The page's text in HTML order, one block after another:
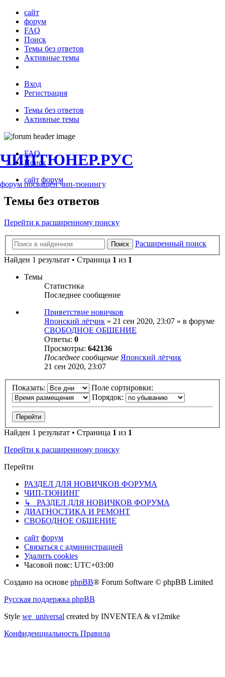
сайт
форум
FAQ
Поиск
Темы без ответов
Активные темы
Вход
Регистрация
Темы без ответов
Активные темы
ЧИПТЮНЕР.РУС
форум посвящён чип-тюнингу
FAQ
Поиск
сайт форум
Темы без ответов
Перейти к расширенному поиску
Поиск
Расширенный поиск
Найден 1 результат • Страница 1 из 1
Темы
Статистика
Последнее сообщение
Приветствие новичков
Японский лётчик » 21 сен 2020, 23:07 » в форуме
СВОБОДНОЕ ОБЩЕНИЕ
Ответы: 0
Просмотры: 642136
Последнее сообщение Японский лётчик
21 сен 2020, 23:07
Показать:
Поле сортировки:
Порядок:
Найден 1 результат • Страница 1 из 1
Перейти к расширенному поиску
Перейти
РАЗДЕЛ ДЛЯ НОВИЧКОВ ФОРУМА
ЧИП-ТЮНИНГ
↳ РАЗДЕЛ ДЛЯ НОВИЧКОВ ФОРУМА
ДИАГНОСТИКА И РЕМОНТ
СВОБОДНОЕ ОБЩЕНИЕ
сайт форум
Связаться с администрацией
Удалить cookies
Часовой пояс: UTC+03:00
Создано на основе phpBB® Forum Software © phpBB Limited
Русская поддержка phpBB
Style we_universal created by INVENTEA & v12mike
Конфиденциальность Правила